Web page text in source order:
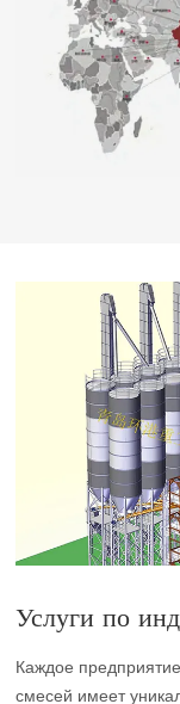
Услуги по
Каждое
смесей имеет